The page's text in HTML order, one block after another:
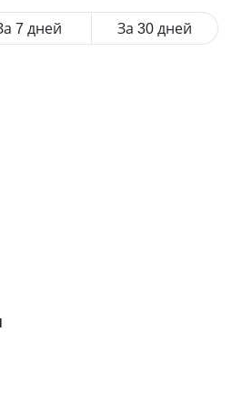
7 дней За 30 дней